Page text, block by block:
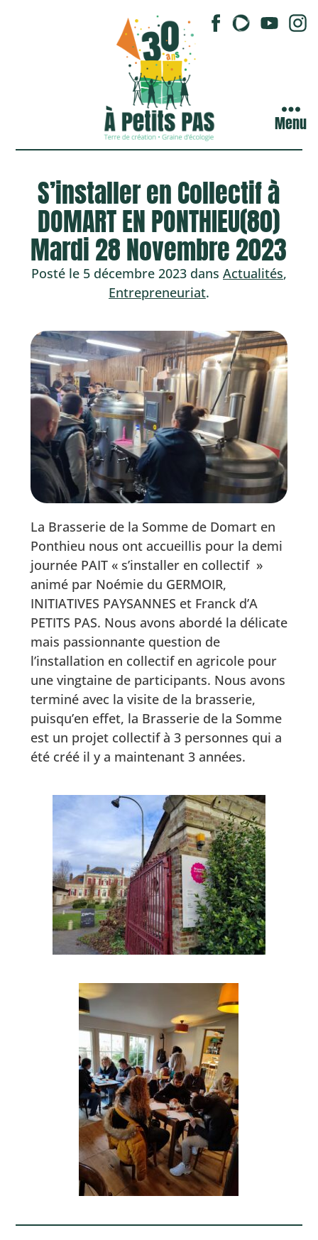
Menu
S’installer en Collectif à
DOMART EN PONTHIEU(80)
Mardi 28 Novembre 2023
Posté le 5 décembre 2023 dans Actualités,
Entrepreneuriat.
La Brasserie de la Somme de Domart en
Ponthieu nous ont accueillis pour la demi
journée PAIT « s’installer en collectif »
animé par Noémie du GERMOIR,
INITIATIVES PAYSANNES et Franck d’A
PETITS PAS. Nous avons abordé la délicate
mais passionnante question de
l’installation en collectif en agricole pour
une vingtaine de participants. Nous avons
terminé avec la visite de la brasserie,
puisqu’en effet, la Brasserie de la Somme
est un projet collectif à 3 personnes qui a
été créé il y a maintenant 3 années.